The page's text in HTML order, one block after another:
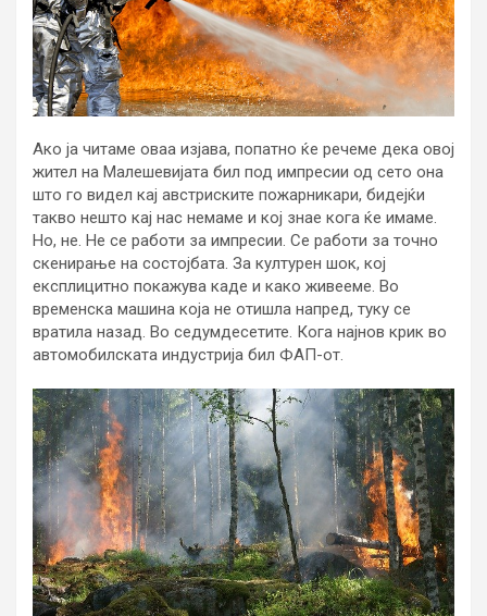
Ако ја читаме оваа изјава, попатно ќе речеме дека овој
жител на Малешевијата бил под импресии од сето она
што го видел кај австриските пожарникари, бидејќи
такво нешто кај нас немаме и кој знае кога ќе имаме.
Но, не. Не се работи за импресии. Се работи за точно
скенирање на состојбата. За културен шок, кој
експлицитно покажува каде и како живееме. Во
временска машина која не отишла напред, туку се
вратила назад. Во седумдесетите. Кога најнов крик во
автомобилската индустрија бил ФАП-от.